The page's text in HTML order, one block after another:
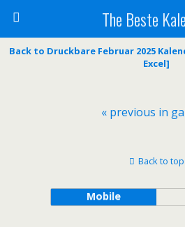
The Beste
Back to Druckbare Februar 2025
Excel]
« previous in
Back to top
Mobile